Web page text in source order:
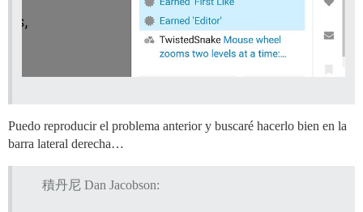
Puedo reproducir el problema anterior y buscaré hacerlo bien en la
barra lateral derecha…
積丹尼 Dan Jacobson: